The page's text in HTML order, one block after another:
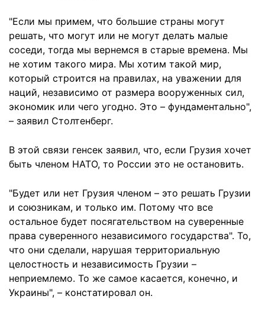
"Если мы примем, что большие страны могут
решать, что могут или не могут делать малые
соседи, тогда мы вернемся в старые времена. Мы
не хотим такого мира. Мы хотим такой мир,
который строится на правилах, на уважении для
наций, независимо от размера вооруженных сил,
экономик или чего угодно. Это – фундаментально",
– заявил Столтенберг.
В этой связи генсек заявил, что, если Грузия хочет
быть членом НАТО, то России это не остановить.
"Будет или нет Грузия членом – это решать Грузии
и союзникам, и только им. Потому что все
остальное будет посягательством на суверенные
права суверенного независимого государства". То,
что они сделали, нарушая территориальную
целостность и независимость Грузии –
неприемлемо. То же самое касается, конечно, и
Украины", – констатировал он.